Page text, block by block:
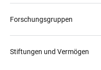
Forschungsgruppen
Stiftungen und Vermögen